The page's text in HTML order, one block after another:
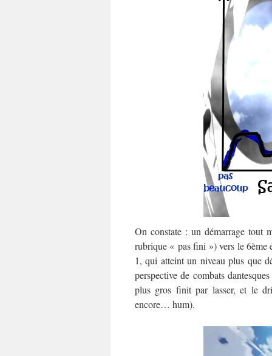
On constate : un démarrage tout
rubrique « pas fini ») vers le 6ème
1, qui atteint un niveau plus que
perspective de combats
plus gros finit par lasser, et le
encore… hum).